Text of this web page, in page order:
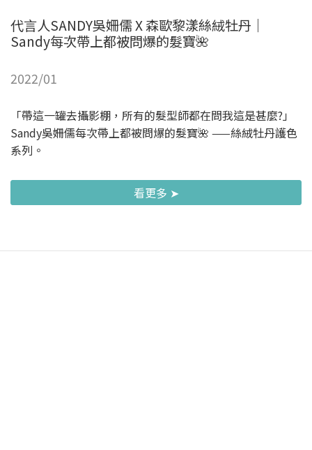
代言人SANDY吳姍儒 X 森歐黎漾絲絨牡丹｜
Sandy每次帶上都被問爆的髮寶🌺
2022/01
「帶這一罐去攝影棚，所有的髮型師都在問我這是甚麼?」
Sandy吳姍儒每次帶上都被問爆的髮寶🌺 ——絲絨牡丹護色
系列。
看更多 ➤